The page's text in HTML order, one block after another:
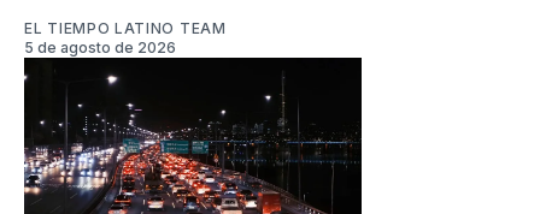
EL TIEMPO LATINO TEAM
5 de agosto de 2026